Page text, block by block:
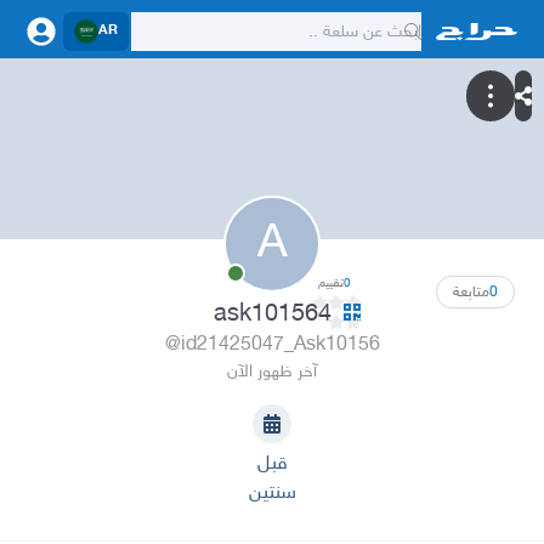
AR
A
0متابعة 0تقييم
ask101564
@id21425047_Ask10156
آخر ظهور الآن
قبل
سنتين